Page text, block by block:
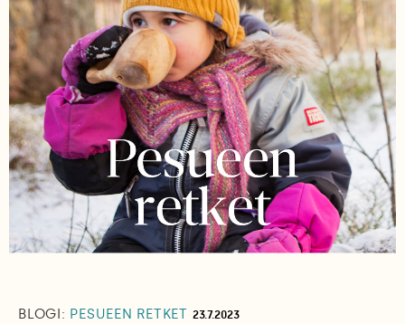
BLOGI: PESUEEN RETKET 23.7.2023